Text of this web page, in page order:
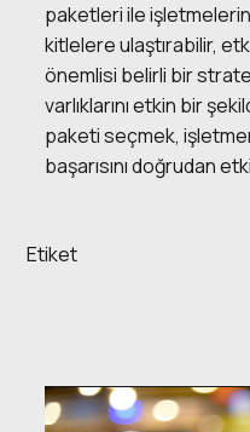
paketleriile
kitlelere ulaştırabilir,
önemlisi belirli bir
varlıklarını etkin bir
paketi seçmek,
başarısını doğrudan
Etiket